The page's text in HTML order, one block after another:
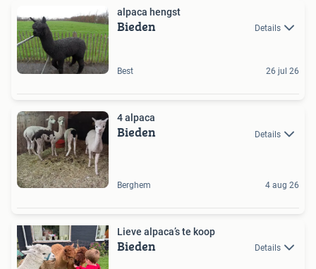
alpaca hengst
Bieden Details
Best 26 jul 26
4 alpaca
Bieden Details
Berghem 4 aug 26
Lieve alpaca’s te koop
Bieden Details